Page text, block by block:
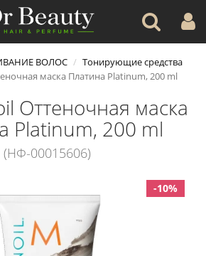
ВОЛОС
Тонирующие средства
маска Платина Platinum, 200 ml
Оттеночная маска
Platinum, 200 ml
(НФ-00015606)
-10%